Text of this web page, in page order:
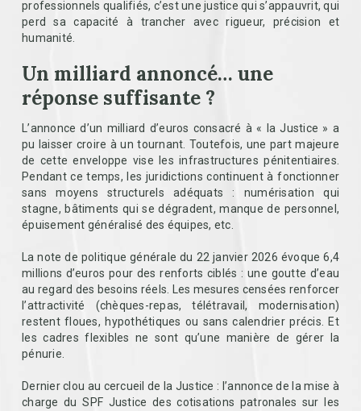
professionnels qualifiés, c’est une justice qui s’appauvrit, qui
perd sa capacité à trancher avec rigueur, précision et
humanité.
Un milliard annoncé… une
réponse suffisante ?
L’annonce d’un milliard d’euros consacré à « la Justice » a
pu laisser croire à un tournant. Toutefois, une part majeure
de cette enveloppe vise les infrastructures pénitentiaires.
Pendant ce temps, les juridictions continuent à fonctionner
sans moyens structurels adéquats : numérisation qui
stagne, bâtiments qui se dégradent, manque de personnel,
épuisement généralisé des équipes, etc.
La note de politique générale du 22 janvier 2026 évoque 6,4
millions d’euros pour des renforts ciblés : une goutte d’eau
au regard des besoins réels. Les mesures censées renforcer
l’attractivité (chèques-repas, télétravail, modernisation)
restent floues, hypothétiques ou sans calendrier précis. Et
les cadres flexibles ne sont qu’une manière de gérer la
pénurie.
Dernier clou au cercueil de la Justice : l’annonce de la mise à
charge du SPF Justice des cotisations patronales sur les